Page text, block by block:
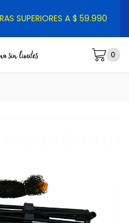
SUPERIORES A $ 59.990
0